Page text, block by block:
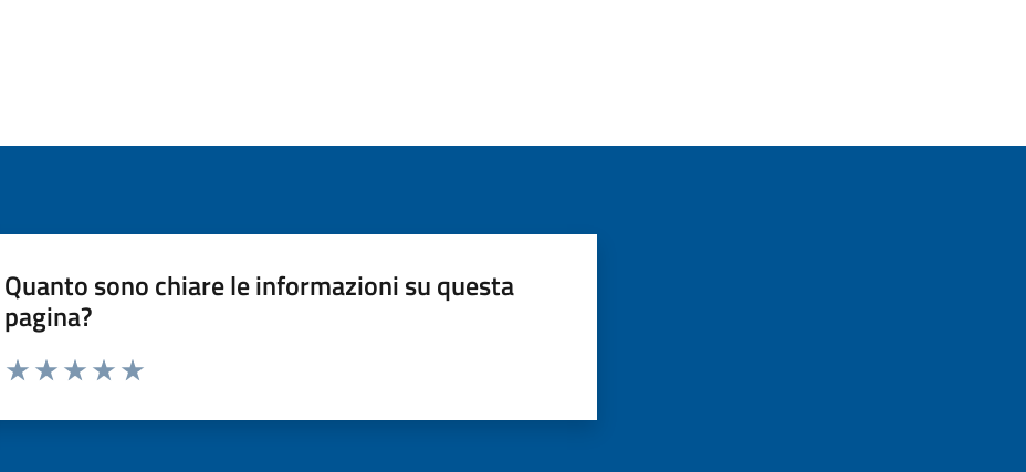
Quanto sono chiare le informazioni su questa
pagina?
Valuta da 1 a 5 stelle la pagina